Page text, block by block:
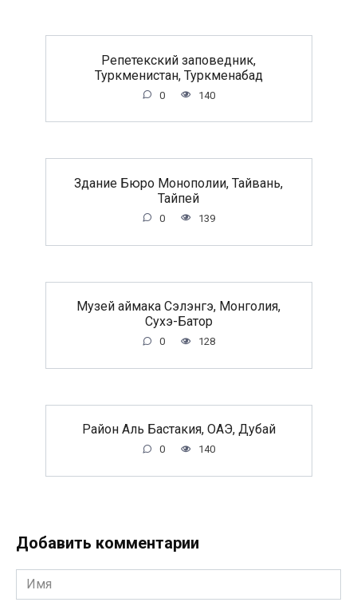
Репетекский заповедник,
Туркменистан, Туркменабад
0 140
Здание Бюро Монополии, Тайвань,
Тайпей
0 139
Музей аймака Сэлэнгэ, Монголия,
Сухэ-Батор
0 128
Район Аль Бастакия, ОАЭ, Дубай
0 140
Добавить комментарии
Имя
*